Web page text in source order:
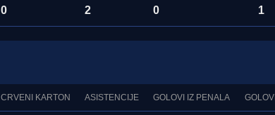
0 2 0 1
CRVENI KARTON ASISTENCIJE GOLOVI IZ PENALA GOLOVI